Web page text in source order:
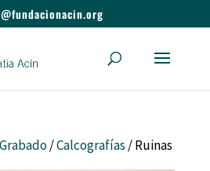
Grabado/Calcografías / Ruinas